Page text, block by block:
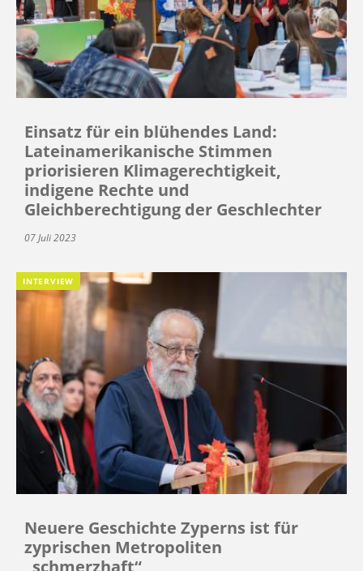
Einsatz für ein blühendes Land:
Lateinamerikanische Stimmen
priorisieren Klimagerechtigkeit,
indigene Rechte und
Gleichberechtigung der Geschlechter
07 Juli 2023
INTERVIEW
Neuere Geschichte Zyperns ist für
zyprischen Metropoliten
„schmerzhaft“